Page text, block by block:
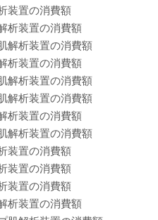
装置の消費額
析装置の消費額
解析装置の消費額
析装置の消費額
解析装置の消費額
解析装置の消費額
析装置の消費額
解析装置の消費額
装置の消費額
装置の消費額
装置の消費額
析装置の消費額